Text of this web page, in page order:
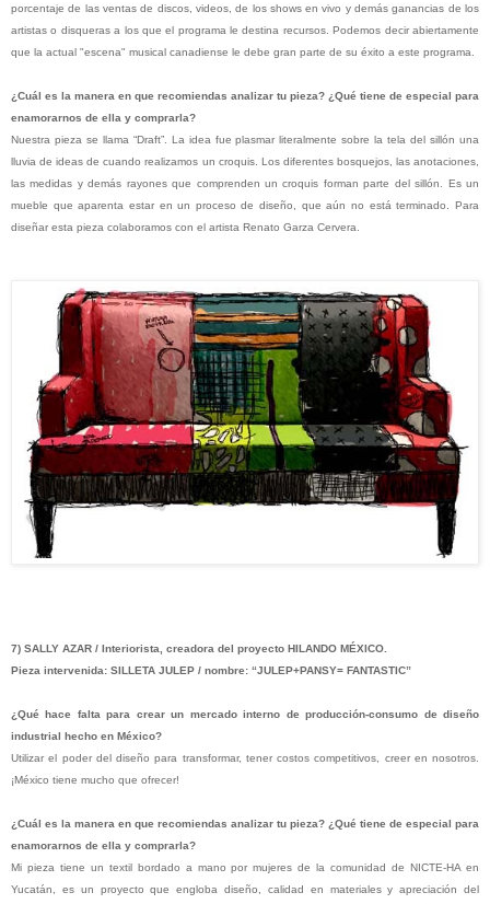
porcentaje de las ventas de discos, videos, de los shows en vivo y demás ganancias de los
artistas o disqueras a los que el programa le destina recursos. Podemos decir abiertamente
que la actual "escena" musical canadiense le debe gran parte de su éxito a este programa.
¿Cuál es la manera en que recomiendas analizar tu pieza? ¿Qué tiene de especial para
enamorarnos de ella y comprarla?
Nuestra pieza se llama “Draft”. La idea fue plasmar literalmente sobre la tela del sillón una
lluvia de ideas de cuando realizamos un croquis. Los diferentes bosquejos, las anotaciones,
las medidas y demás rayones que comprenden un croquis forman parte del sillón. Es un
mueble que aparenta estar en un proceso de diseño, que aún no está terminado. Para
diseñar esta pieza colaboramos con el artista Renato Garza Cervera.
7) SALLY AZAR / Interiorista, creadora del proyecto HILANDO MÉXICO.
Pieza intervenida: SILLETA JULEP / nombre: “JULEP+PANSY= FANTASTIC”
¿Qué hace falta para crear un mercado interno de producción-consumo de diseño
industrial hecho en México?
Utilizar el poder del diseño para transformar, tener costos competitivos, creer en nosotros.
¡México tiene mucho que ofrecer!
¿Cuál es la manera en que recomiendas analizar tu pieza? ¿Qué tiene de especial para
enamorarnos de ella y comprarla?
Mi pieza tiene un textil bordado a mano por mujeres de la comunidad de NICTE-HA en
Yucatán, es un proyecto que engloba diseño, calidad en materiales y apreciación del